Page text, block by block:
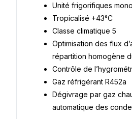
Unité frigorifiques
Tropicalisé +43°C
Classe climatique 5
Optimisation des flux
répartition homogène
Contrôle de
Gaz réfrigérant R452a
Dégivrage par gaz
automatique des